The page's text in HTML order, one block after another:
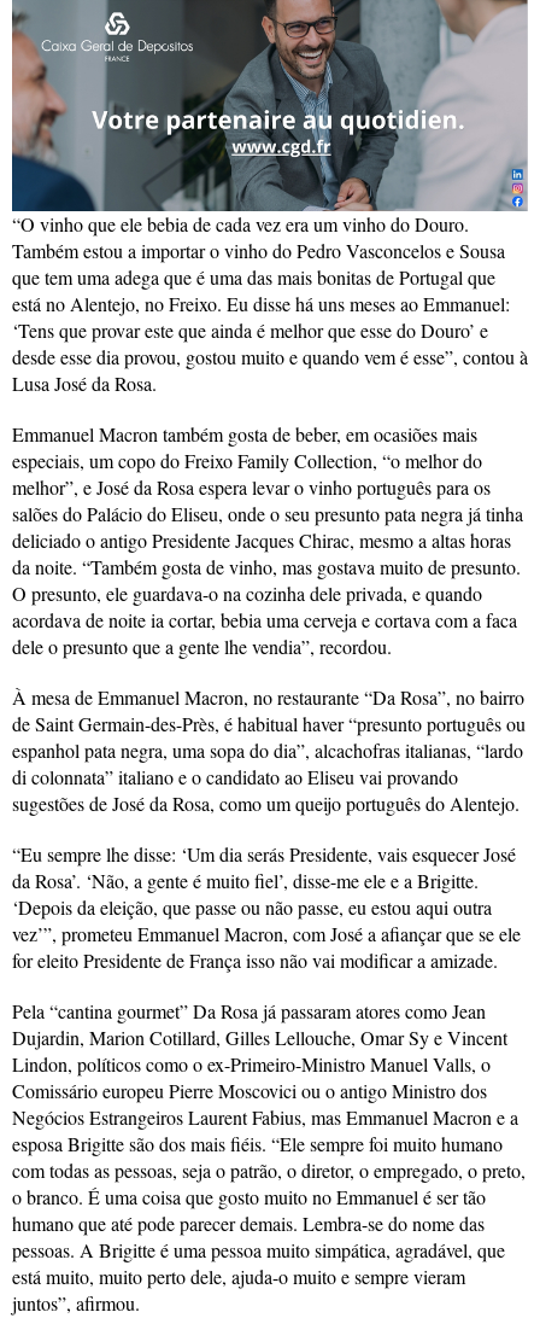
“O vinho que ele bebia de cada vez era um vinho do Douro.
Também estou a importar o vinho do Pedro Vasconcelos e Sousa
que tem uma adega que é uma das mais bonitas de Portugal que
está no Alentejo, no Freixo. Eu disse há uns meses ao Emmanuel:
‘Tens que provar este que ainda é melhor que esse do Douro’ e
desde esse dia provou, gostou muito e quando vem é esse”, contou à
Lusa José da Rosa.
Emmanuel Macron também gosta de beber, em ocasiões mais
especiais, um copo do Freixo Family Collection, “o melhor do
melhor”, e José da Rosa espera levar o vinho português para os
salões do Palácio do Eliseu, onde o seu presunto pata negra já tinha
deliciado o antigo Presidente Jacques Chirac, mesmo a altas horas
da noite. “Também gosta de vinho, mas gostava muito de presunto.
O presunto, ele guardava-o na cozinha dele privada, e quando
acordava de noite ia cortar, bebia uma cerveja e cortava com a faca
dele o presunto que a gente lhe vendia”, recordou.
À mesa de Emmanuel Macron, no restaurante “Da Rosa”, no bairro
de Saint Germain-des-Près, é habitual haver “presunto português ou
espanhol pata negra, uma sopa do dia”, alcachofras italianas, “lardo
di colonnata” italiano e o candidato ao Eliseu vai provando
sugestões de José da Rosa, como um queijo português do Alentejo.
“Eu sempre lhe disse: ‘Um dia serás Presidente, vais esquecer José
da Rosa’. ‘Não, a gente é muito fiel’, disse-me ele e a Brigitte.
‘Depois da eleição, que passe ou não passe, eu estou aqui outra
vez’”, prometeu Emmanuel Macron, com José a afiançar que se ele
for eleito Presidente de França isso não vai modificar a amizade.
Pela “cantina gourmet” Da Rosa já passaram atores como Jean
Dujardin, Marion Cotillard, Gilles Lellouche, Omar Sy e Vincent
Lindon, políticos como o ex-Primeiro-Ministro Manuel Valls, o
Comissário europeu Pierre Moscovici ou o antigo Ministro dos
Negócios Estrangeiros Laurent Fabius, mas Emmanuel Macron e a
esposa Brigitte são dos mais fiéis. “Ele sempre foi muito humano
com todas as pessoas, seja o patrão, o diretor, o empregado, o preto,
o branco. É uma coisa que gosto muito no Emmanuel é ser tão
humano que até pode parecer demais. Lembra-se do nome das
pessoas. A Brigitte é uma pessoa muito simpática, agradável, que
está muito, muito perto dele, ajuda-o muito e sempre vieram
juntos”, afirmou.